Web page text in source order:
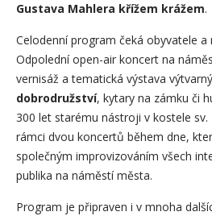
Gustava Mahlera křížem krážem.
Celodenní program čeká obyvatele a
Odpolední open-air koncert na
vernisáž a tematická výstava
dobrodružství, kytary na zámku či
300 let starému nástroji v kostele sv.
rámci dvou koncertů během dne,
společným improvizováním všech
publika na náměstí města.
Program je připraven i v mnoha